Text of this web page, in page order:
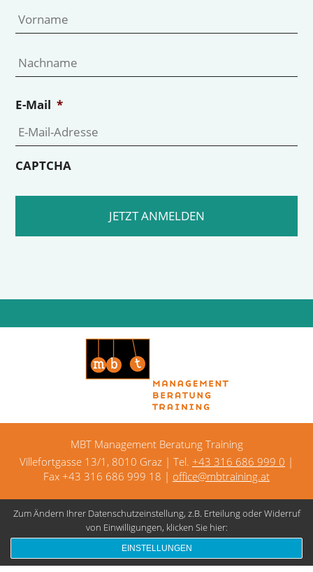
E-Mail *
CAPTCHA
MBT Management Beratung Training
Villefortgasse 13/1, 8010 Graz | Tel. +43 316 686 999 0 |
Fax +43 316 686 999 18 | office@mbtraining.at
Kontakt Datenschutz Impressum
Zum Ändern Ihrer Datenschutzeinstellung, z.B. Erteilung oder Widerruf
von Einwilligungen, klicken Sie hier:
EINSTELLUNGEN